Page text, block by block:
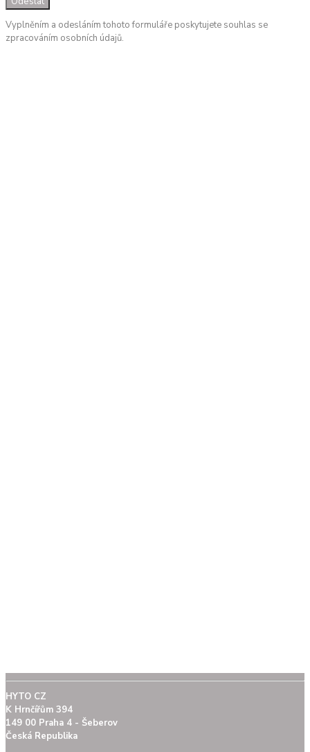
Vyplněním a odesláním tohoto formuláře poskytujete souhlas se
zpracováním osobních údajů.
HYTO CZ
K Hrnčířům 394
149 00 Praha 4 - Šeberov
Česká Republika